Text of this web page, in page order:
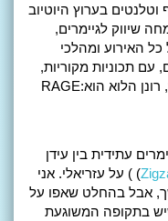
בערוץ היוטיוב
שיווק לגיימרים,
האירוע ומהלכי
עם תכוניות מקוריות,
פרזנטורים מעניינים ואפילו מנהל חדש, רונן הלוא הוא:RAGE
עתידית בין עידן
) ) על עזריאלי. אני
אבל בהחלט שאפו על
בתקופה המשוגעת